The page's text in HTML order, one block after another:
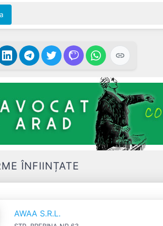
ÎNFIINȚATE
AWAA S.R.L.